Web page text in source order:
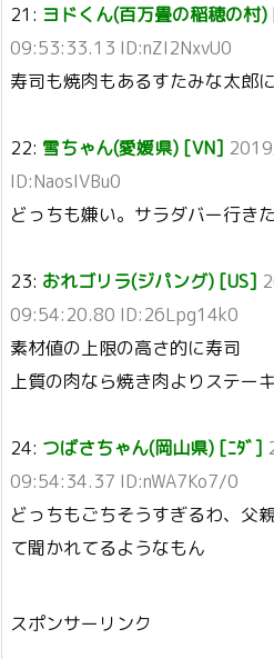
21: ヨドくん(百万畳の稲穂の村
09:53:33.13 ID:nZI2NxvU0
寿司も焼肉もあるすたみな太郎
22: 雪ちゃん(愛媛県) [VN]
ID:NaosIVBu0
どっちも嫌い。サラダバー行き
23: おれゴリラ(ジパング) [US]
09:54:20.80 ID:26Lpg14k0
素材値の上限の高さ的に寿司
上質の肉なら焼き肉よりステー
24: つばさちゃん(岡山県) [ﾆﾀﾞ]
09:54:34.37 ID:nWA7Ko7/0
どっちもごちそうすぎるわ、父
て聞かれてるようなもん
スポンサーリンク